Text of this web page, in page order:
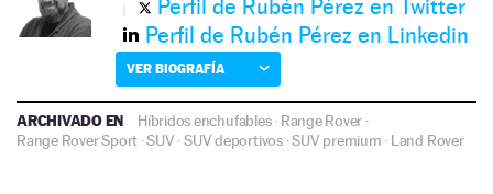
Perfil de Rubén Pérez en Twitter
Perfil de Rubén Pérez en Linkedin
VER BIOGRAFÍA
ARCHIVADO EN Híbridos enchufables· Range Rover ·
Range Rover Sport ·SUV ·SUV deportivos·SUV premium · Land Rover